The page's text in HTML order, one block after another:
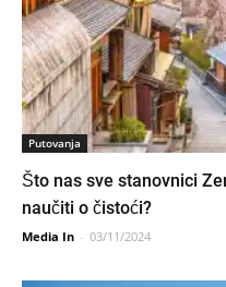
Putovanja
Što nas sve stanovnici
naučiti o čistoći?
Media In - 03/11/2024